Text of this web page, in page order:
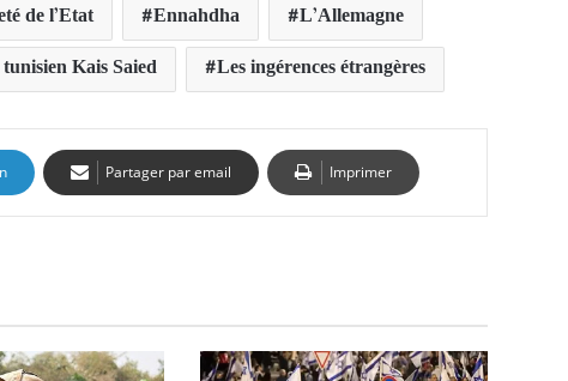
de l’Etat Ennahdha
L’Allemagne
Kais Saied Les ingérences étrangères
Partager par email Imprimer